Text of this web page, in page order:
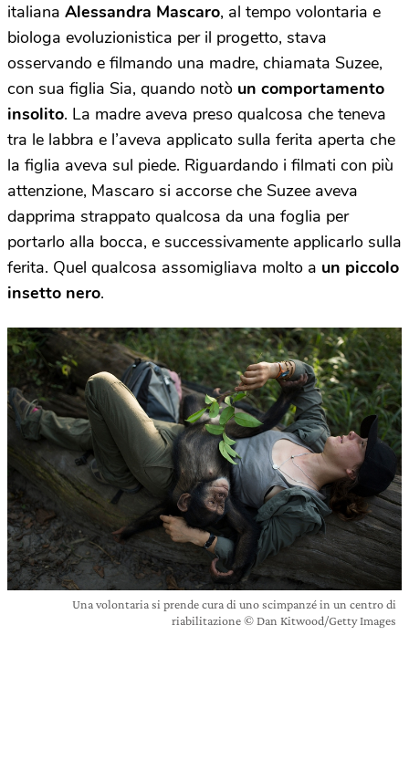
italiana Alessandra Mascaro, al tempo volontaria e
biologa evoluzionistica per il progetto, stava
osservando e filmando una madre, chiamata Suzee,
con sua figlia Sia, quando notò un comportamento
insolito. La madre aveva preso qualcosa che teneva
tra le labbra e l’aveva applicato sulla ferita aperta che
la figlia aveva sul piede. Riguardando i filmati con più
attenzione, Mascaro si accorse che Suzee aveva
dapprima strappato qualcosa da una foglia per
portarlo alla bocca, e successivamente applicarlo sulla
ferita. Quel qualcosa assomigliava molto a un piccolo
insetto nero.
Una volontaria si prende cura di uno scimpanzé in un centro di
riabilitazione © Dan Kitwood/Getty Images